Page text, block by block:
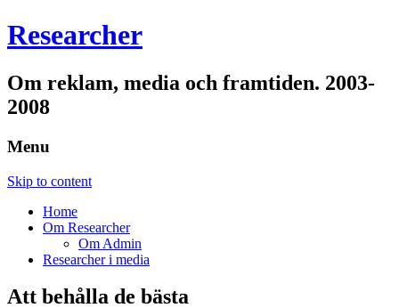
Researcher
Om reklam, media och framtiden. 2003-
2008
Menu
Skip to content
Home
Om Researcher
Om Admin
Researcher i media
Att behålla de bästa